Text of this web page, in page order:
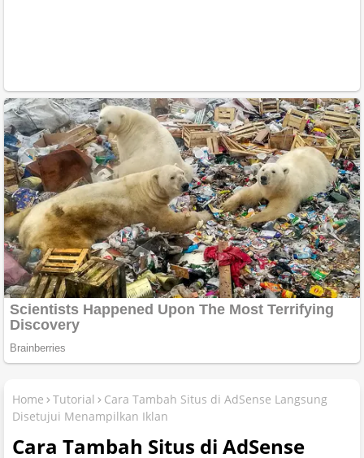
Home Tutorial
Cara Tambah Situs di AdSense Langsung
Disetujui Menampilkan Iklan
Cara Tambah Situs di AdSense